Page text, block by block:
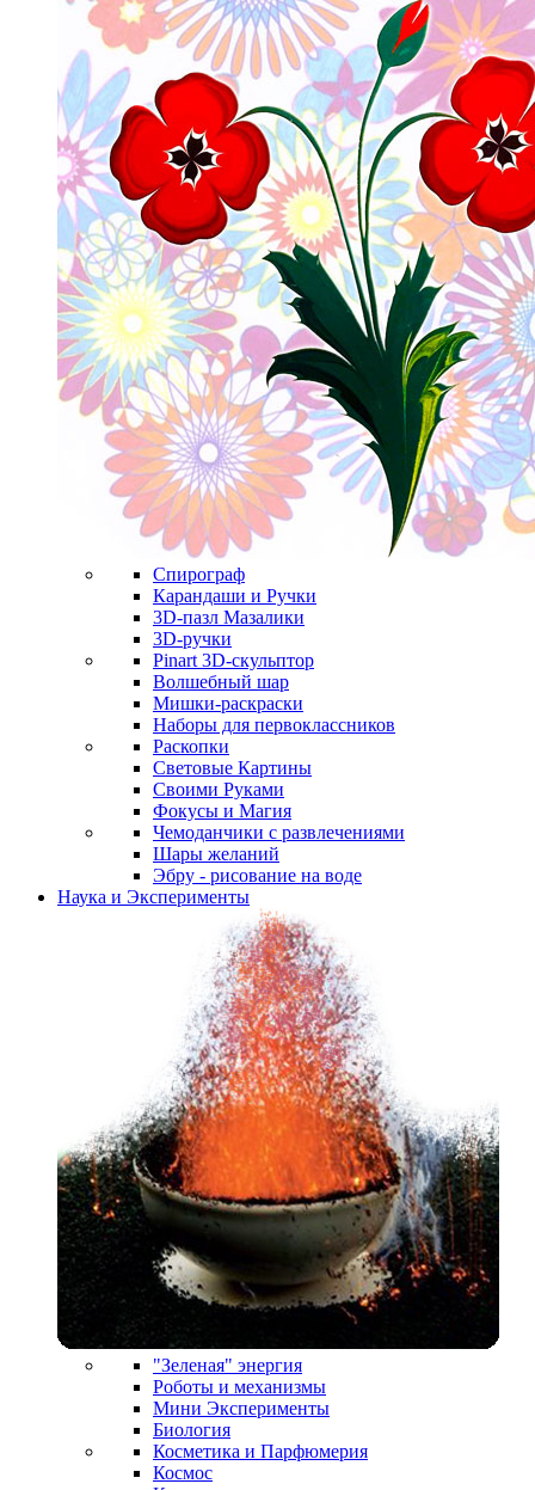
Спирограф
Карандаши и Ручки
3D-пазл Мазалики
3D-ручки
Pinart 3D-скульптор
Волшебный шар
Мишки-раскраски
Наборы для первоклассников
Раскопки
Световые Картины
Своими Руками
Фокусы и Магия
Чемоданчики с развлечениями
Шары желаний
Эбру - рисование на воде
Наука и Эксперименты
"Зеленая" энергия
Роботы и механизмы
Мини Эксперименты
Биология
Косметика и Парфюмерия
Космос